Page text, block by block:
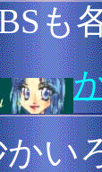
も
いろ